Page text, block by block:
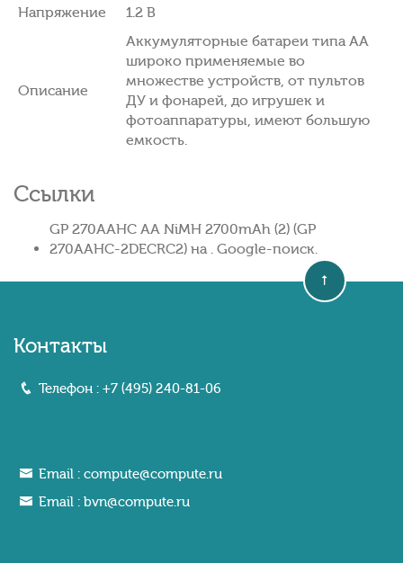
Напряжение
1.2 В
Описание
Аккумуляторные батареи типа AA
широко применяемые во
множестве устройств, от пультов
ДУ и фонарей, до игрушек и
фотоаппаратуры, имеют большую
емкость.
Ссылки
GP 270AAHC AA NiMH 2700mAh (2) (GP
270AAHC-2DECRC2) на . Google-поиск.
Контакты
Телефон : +7 (495) 240-81-06
Email : compute@compute.ru
Email : bvn@compute.ru